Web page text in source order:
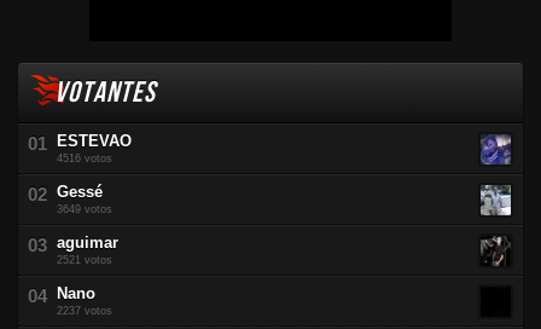
VOTANTES
ESTEVAO
4516 votos
Gessé
3649 votos
aguimar
2521 votos
Nano
2237 votos